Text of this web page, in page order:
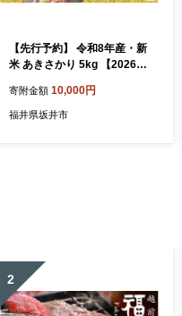
【先行予約】 令和8年産・新
米 あきさかり 5kg 【2026年
井県産米・こだわりの精米対
応～（5分づき) お米 米 ご飯
寄附金額 10,000円
福井県坂井市
2